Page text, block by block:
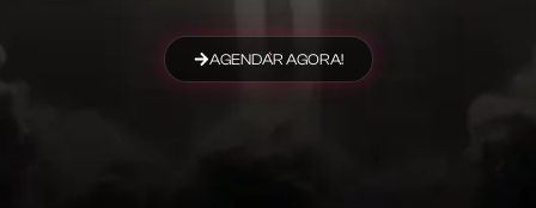
AGENDAR AGORA!